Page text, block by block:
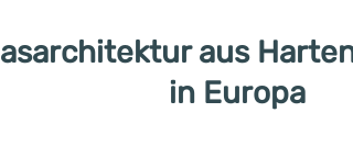
aus
in Europa